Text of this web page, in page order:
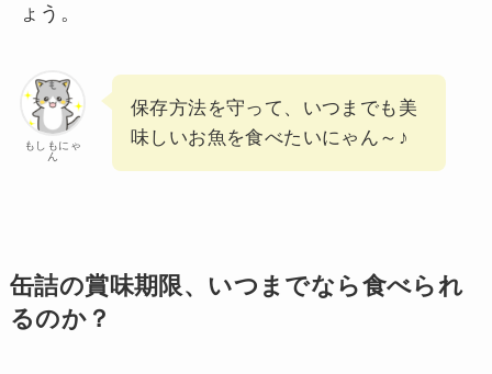
ょう。
もしもにゃ
ん
保存方法を守って、いつまでも美
味しいお魚を食べたいにゃん～♪
缶詰の賞味期限、いつまでなら食べられ
るのか？